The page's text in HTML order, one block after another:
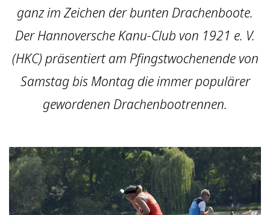
ganz im Zeichen der bunten Drachenboote.
Der Hannoversche Kanu-Club von 1921 e. V.
(HKC) präsentiert am Pfingstwochenende von
Samstag bis Montag die immer populärer
gewordenen Drachenbootrennen.